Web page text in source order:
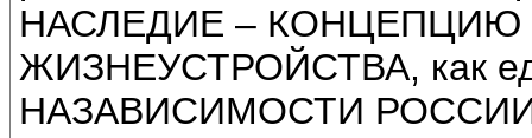
НАСЛЕДИЕ – КОНЦЕПЦИЮ
ЖИЗНЕУСТРОЙСТВА, как
НАЗАВИСИМОСТИ